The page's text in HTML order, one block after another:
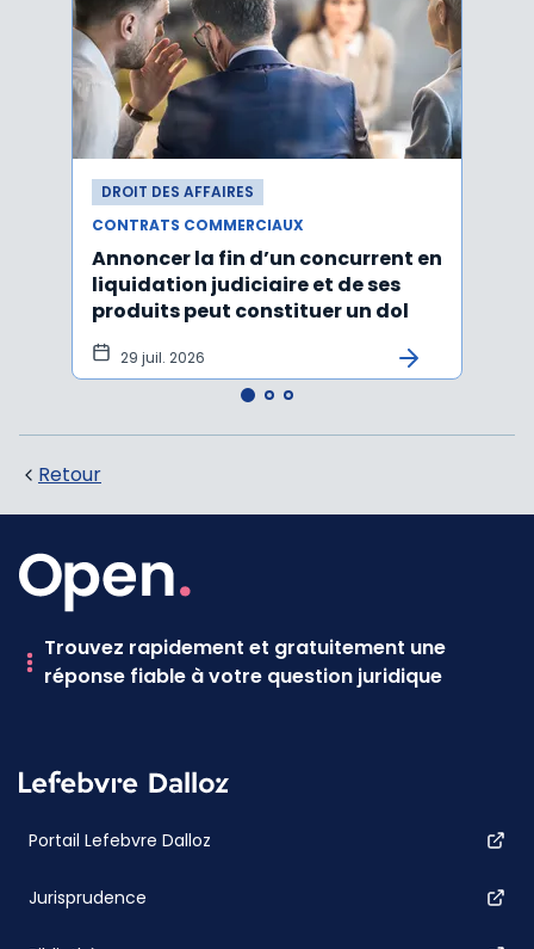
DROIT DES AFFAIRES
CONTRATS COMMERCIAUX
Annoncer la fin d’un concurrent en
liquidation judiciaire et de ses
produits peut constituer un dol
29 juil. 2026
Retour
Trouvez rapidement et gratuitement une
réponse fiable à votre question juridique
Portail Lefebvre Dalloz
Jurisprudence